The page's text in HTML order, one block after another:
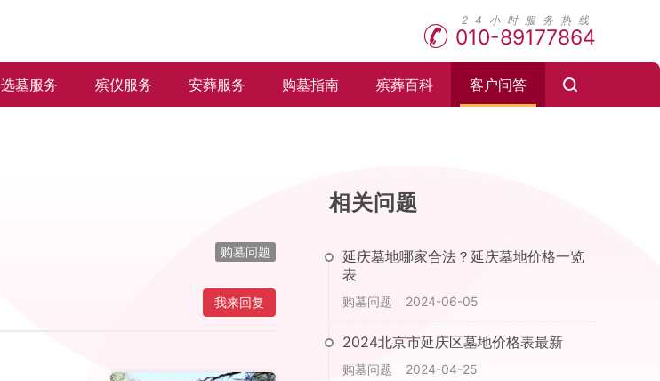
010-89177864
选墓服务 殡仪服务 安葬服务 购墓指南 殡葬百科 客户问答
购墓问题
我来回复
相关问题
延庆墓地哪家合法？延庆墓地价格一览
表
购墓问题 2024-06-05
2024北京市延庆区墓地价格表最新
购墓问题 2024-04-25